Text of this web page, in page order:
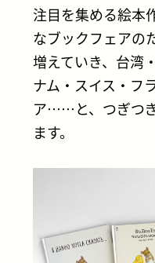
注目を集める絵本
なブックフェアの
増えていき、台湾
ナム・スイス・フ
ア……と、つぎつ
ます。